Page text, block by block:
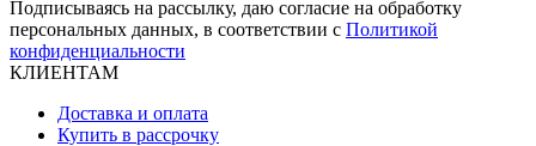
Подписываясь на рассылку, даю согласие на обработку
персональных данных, в соответствии с Политикой
конфиденциальности
КЛИЕНТАМ
Доставка и оплата
Купить в рассрочку